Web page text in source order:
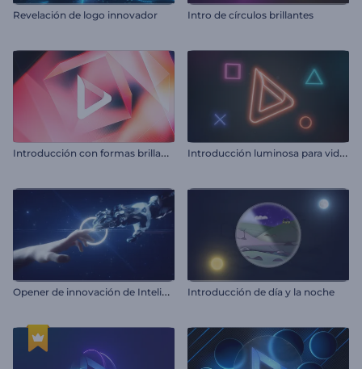
Revelación de logo innovador Intro de círculos brillantes
I
ntroducción con formas brillantes I
ntroducción luminosa para videojuegos
O
pener de innovación de Inteligencia Artificial Introducción de día y la noche